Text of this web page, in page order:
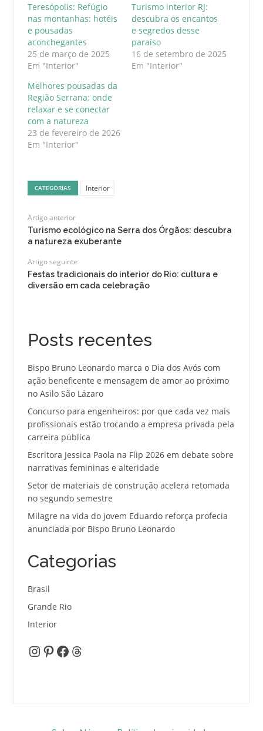
Teresópolis: Refúgio
nas montanhas: hotéis
e pousadas
aconchegantes
25 de março de 2025
Em "Interior"
Turismo interior RJ:
descubra os encantos
e segredos desse
paraíso
16 de setembro de 2025
Em "Interior"
Melhores pousadas da
Região Serrana: onde
relaxar e se conectar
com a natureza
23 de fevereiro de 2026
Em "Interior"
CATEGORIAS Interior
Artigo anterior
Turismo ecológico na Serra dos Órgãos: descubra
a natureza exuberante
Artigo seguinte
Festas tradicionais do interior do Rio: cultura e
diversão em cada celebração
Posts recentes
Bispo Bruno Leonardo marca o Dia dos Avós com
ação beneficente e mensagem de amor ao próximo
no Asilo São Lázaro
Concurso para engenheiros: por que cada vez mais
profissionais estão trocando a empresa privada pela
carreira pública
Escritora Jessica Paola na Flip 2026 em debate sobre
narrativas femininas e alteridade
Setor de materiais de construção acelera retomada
no segundo semestre
Milagre na vida do jovem Eduardo reforça profecia
anunciada por Bispo Bruno Leonardo
Categorias
Brasil
Grande Rio
Interior
Instagram
Pinterest
Facebook
Threads